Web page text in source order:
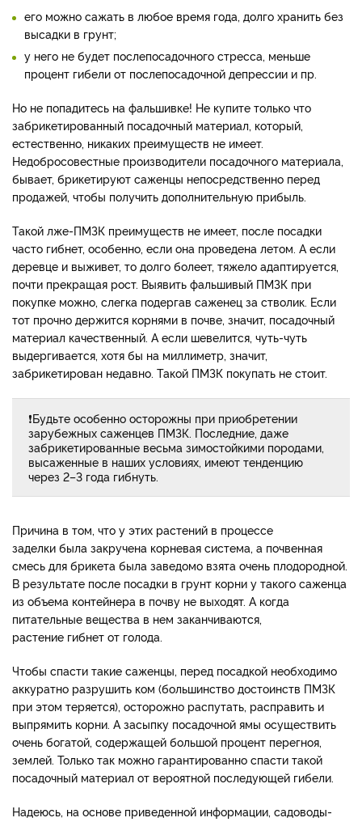
его можно сажать в любое время года, долго хранить без
высадки в грунт;
у него не будет послепосадочного стресса, меньше
процент гибели от послепосадочной депрессии и пр.
Но не попадитесь на фальшивке! Не купите только что
забрикетированный посадочный материал, который,
естественно, никаких преимуществ не имеет.
Недобросовестные производители посадочного материала,
бывает, брикетируют саженцы непосредственно перед
продажей, чтобы получить дополнительную прибыль.
Такой лже-ПМЗК преимуществ не имеет, после посадки
часто гибнет, особенно, если она проведена летом. А если
деревце и выживет, то долго болеет, тяжело адаптируется,
почти прекращая рост. Выявить фальшивый ПМЗК при
покупке можно, слегка подергав саженец за стволик. Если
тот прочно держится корнями в почве, значит, посадочный
материал качественный. А если шевелится, чуть-чуть
выдергивается, хотя бы на миллиметр, значит,
забрикетирован недавно. Такой ПМЗК покупать не стоит.
❗Будьте особенно осторожны при приобретении
зарубежных саженцев ПМЗК. Последние, даже
забрикетированные весьма зимостойкими породами,
высаженные в наших условиях, имеют тенденцию
через 2–3 года гибнуть.
Причина в том, что у этих растений в процессе
заделки была закручена корневая система, а почвенная
смесь для брикета была заведомо взята очень плодородной.
В результате после посадки в грунт корни у такого саженца
из объема контейнера в почву не выходят. А когда
питательные вещества в нем заканчиваются,
растение гибнет от голода.
Чтобы спасти такие саженцы, перед посадкой необходимо
аккуратно разрушить ком (большинство достоинств ПМЗК
при этом теряется), осторожно распутать, расправить и
выпрямить корни. А засыпку посадочной ямы осуществить
очень богатой, содержащей большой процент перегноя,
землей. Только так можно гарантированно спасти такой
посадочный материал от вероятной последующей гибели.
Надеюсь, на основе приведенной информации, садоводы-